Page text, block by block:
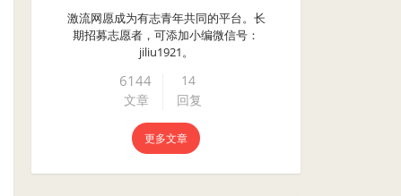
激流网愿成为有志青年共同的平台。长
期招募志愿者，可添加小编微信号：
jiliu1921。
6144
文章
14
回复
更多文章